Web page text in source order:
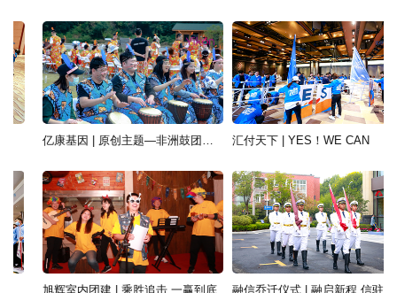
亿康基因 | 原创主题—非洲鼓团建活动 汇付天下 | YES！WE CAN
旭辉室内团建 | 乘胜追击 一赢到底 融信乔迁仪式 | 融启新程 信驻未来